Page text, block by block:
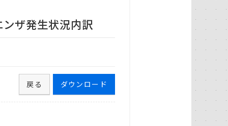
ザ発生状況内訳
ダウンロード
戻る